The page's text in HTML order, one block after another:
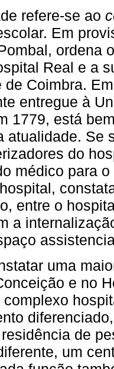
refere-se ao
Em
ordena
Real e a
de Coimbra.
entregue à
1779, está
atualidade. Se
do
médico para
entre o
a
uma
e no
de
um